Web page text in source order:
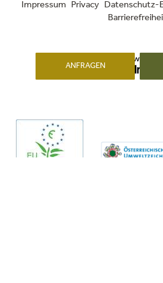
08.08.2026 09.08.2026
max. 28°
min. 13°
max. 30°
Impressum
Privacy Datenschutz-
ANFRAGEN